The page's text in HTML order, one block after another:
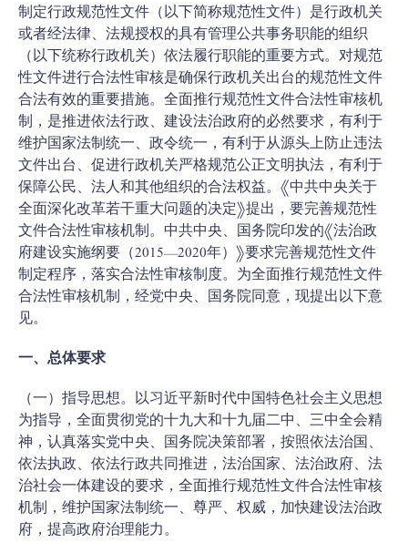
制定行政规范性文件（以下简称规范性文件）是行政机关
或者经法律、法规授权的具有管理公共事务职能的组织
（以下统称行政机关）依法履行职能的重要方式。对规范
性文件进行合法性审核是确保行政机关出台的规范性文件
合法有效的重要措施。全面推行规范性文件合法性审核机
制，是推进依法行政、建设法治政府的必然要求，有利于
维护国家法制统一、政令统一，有利于从源头上防止违法
文件出台、促进行政机关严格规范公正文明执法，有利于
保障公民、法人和其他组织的合法权益。《中共中央关于
全面深化改革若干重大问题的决定》提出，要完善规范性
文件合法性审核机制。中共中央、国务院印发的《法治政
府建设实施纲要（2015—2020年）》要求完善规范性文件
制定程序，落实合法性审核制度。为全面推行规范性文件
合法性审核机制，经党中央、国务院同意，现提出以下意
见。
一、总体要求
（一）指导思想。以习近平新时代中国特色社会主义思想
为指导，全面贯彻党的十九大和十九届二中、三中全会精
神，认真落实党中央、国务院决策部署，按照依法治国、
依法执政、依法行政共同推进，法治国家、法治政府、法
治社会一体建设的要求，全面推行规范性文件合法性审核
机制，维护国家法制统一、尊严、权威，加快建设法治政
府，提高政府治理能力。